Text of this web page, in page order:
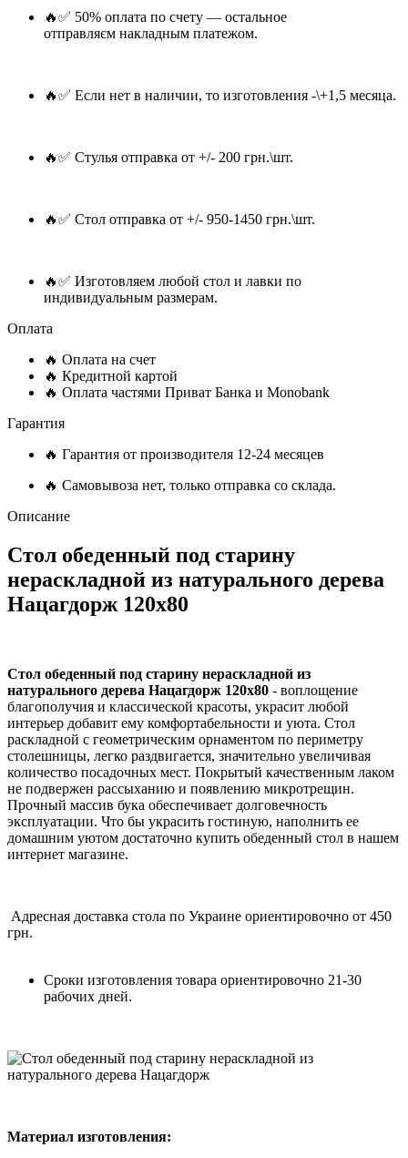
🔥✅ 50% оплата по счету — остальное
отправляєм накладным платежом.
🔥✅ Если нет в наличии, то изготовления -\+1,5 месяца.
🔥✅ Стулья отправка от +/- 200 грн.\шт.
🔥✅ Стол отправка от +/- 950-1450 грн.\шт.
🔥✅ Изготовляем любой стол и лавки по
индивидуальным размерам.
Оплата
🔥 Оплата на счет
🔥 Кредитной картой
🔥 Оплата частями Приват Банка и Monobank
Гарантия
🔥 Гарантия от производителя 12-24 месяцев
🔥 Самовывоза нет, только отправка со склада.
Описание
Стол обеденный под старину
нераскладной из натурального дерева
Нацагдорж 120х80
Стол обеденный под старину нераскладной из
натурального дерева Нацагдорж 120х80 - воплощение
благополучия и классической красоты, украсит любой
интерьер добавит ему комфортабельности и уюта. Стол
раскладной с геометрическим орнаментом по периметру
столешницы, легко раздвигается, значительно увеличивая
количество посадочных мест. Покрытый качественным лаком
не подвержен рассыханию и появлению микротрещин.
Прочный массив бука обеспечивает долговечность
эксплуатации. Что бы украсить гостиную, наполнить ее
домашним уютом достаточно купить обеденный стол в нашем
интернет магазине.
Адресная доставка стола по Украине ориентировочно от 450
грн.
Сроки изготовления товара ориентировочно 21-30
рабочих дней.
Материал изготовления: